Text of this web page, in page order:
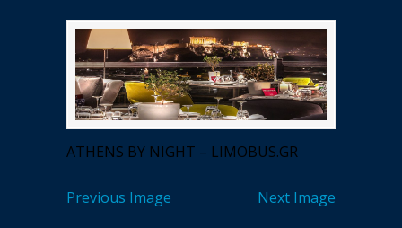
ATHENS BY NIGHT – LIMOBUS.GR
Previous Image Next Image